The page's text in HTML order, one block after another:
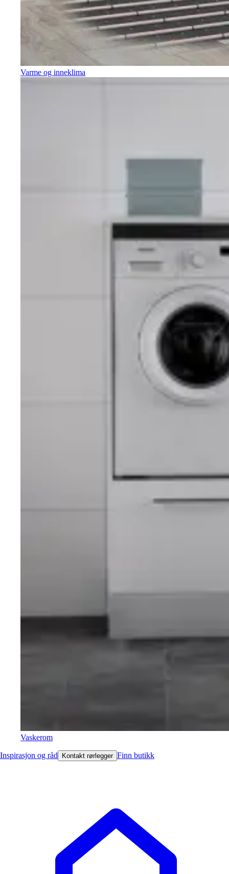
Varme og inneklima
Vaskerom
Inspirasjon og råd Kontakt rørlegger Finn butikk